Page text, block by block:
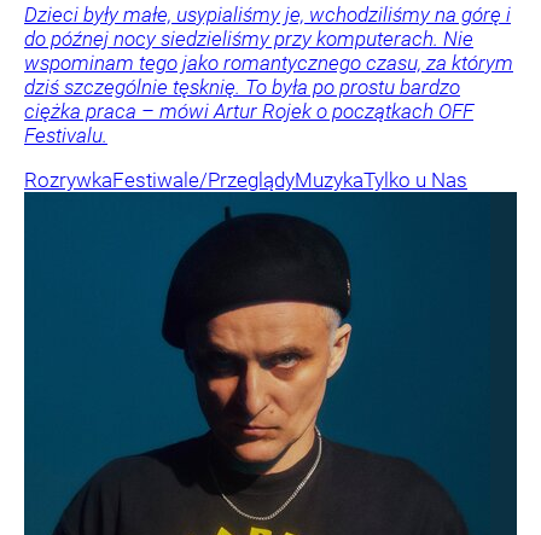
Dzieci były małe, usypialiśmy je, wchodziliśmy na górę i
do późnej nocy siedzieliśmy przy komputerach. Nie
wspominam tego jako romantycznego czasu, za którym
dziś szczególnie tęsknię. To była po prostu bardzo
ciężka praca – mówi Artur Rojek o początkach OFF
Festivalu.
RozrywkaFestiwale/PrzeglądyMuzykaTylko u Nas